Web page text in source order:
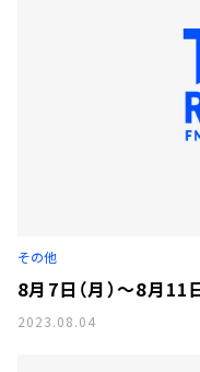
その他
8月7日（月）～8月11
2023.08.04